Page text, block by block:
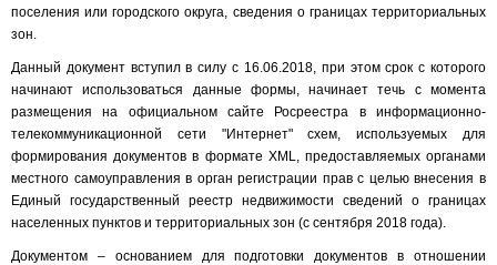
поселения или городского округа, сведения о границах территориальных
зон.
Данный документ вступил в силу с 16.06.2018, при этом срок с которого
начинают использоваться данные формы, начинает течь с момента
размещения на официальном сайте Росреестра в информационно-
телекоммуникационной сети "Интернет" схем, используемых для
формирования документов в формате XML, предоставляемых органами
местного самоуправления в орган регистрации прав с целью внесения в
Единый государственный реестр недвижимости сведений о границах
населенных пунктов и территориальных зон (с сентября 2018 года).
Документом – основанием для подготовки документов в отношении